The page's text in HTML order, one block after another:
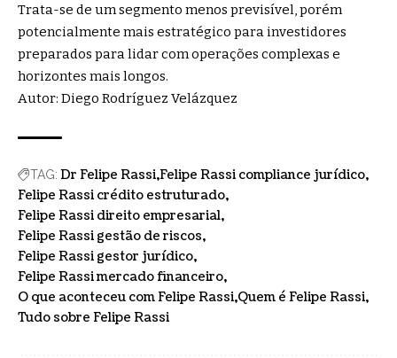
Trata-se de um segmento menos previsível, porém
potencialmente mais estratégico para investidores
preparados para lidar com operações complexas e
horizontes mais longos.
Autor: Diego Rodríguez Velázquez
TAG: Dr Felipe Rassi Felipe Rassi compliance jurídico
Felipe Rassi crédito estruturado
Felipe Rassi direito empresarial
Felipe Rassi gestão de riscos
Felipe Rassi gestor jurídico
Felipe Rassi mercado financeiro
O que aconteceu com Felipe Rassi Quem é Felipe Rassi
Tudo sobre Felipe Rassi